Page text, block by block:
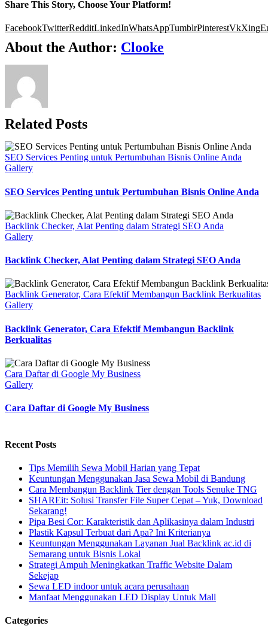
Share This Story, Choose Your Platform!
FacebookTwitterRedditLinkedInWhatsAppTumblrPinterestVkXing
About the Author: Clooke
Related Posts
SEO Services Penting untuk Pertumbuhan Bisnis Online Anda
Gallery
SEO Services Penting untuk Pertumbuhan Bisnis Online Anda
Backlink Checker, Alat Penting dalam Strategi SEO Anda
Gallery
Backlink Checker, Alat Penting dalam Strategi SEO Anda
Backlink Generator, Cara Efektif Membangun Backlink Berkualitas
Gallery
Backlink Generator, Cara Efektif Membangun Backlink
Berkualitas
Cara Daftar di Google My Business
Gallery
Cara Daftar di Google My Business
Recent Posts
Tips Memilih Sewa Mobil Harian yang Tepat
Keuntungan Menggunakan Jasa Sewa Mobil di Bandung
Cara Membangun Backlink Tier dengan Tools Senuke TNG
SHAREit: Solusi Transfer File Super Cepat – Yuk, Download
Sekarang!
Pipa Besi Cor: Karakteristik dan Aplikasinya dalam Industri
Plastik Kapsul Terbuat dari Apa? Ini Kriterianya
Keuntungan Menggunakan Layanan Jual Backlink ac.id di
Semarang untuk Bisnis Lokal
Strategi Ampuh Meningkatkan Traffic Website Dalam
Sekejap
Sewa LED indoor untuk acara perusahaan
Manfaat Menggunakan LED Display Untuk Mall
Categories